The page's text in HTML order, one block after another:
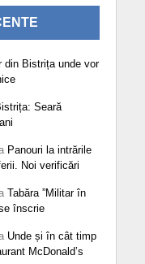
din Bistrița unde vor
Seară
Panouri la intrările
Noi verificări
Tabăra ”Militar în
înscrie
Unde și în cât timp
McDonald’s